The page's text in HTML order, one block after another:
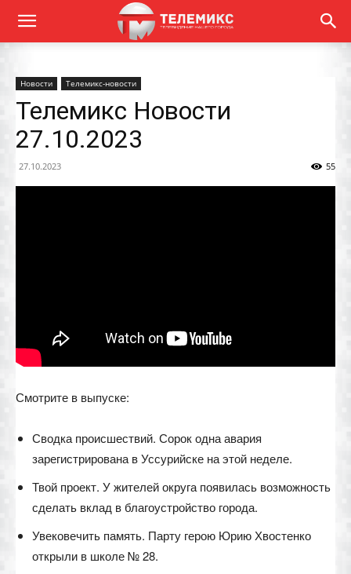
Новости Телемикс-новости
Телемикс Новости
27.10.2023
27.10.2023 55
Смотрите в выпуске:
Сводка происшествий. Сорок одна авария
зарегистрирована в Уссурийске на этой неделе.
Твой проект. У жителей округа появилась возможность
сделать вклад в благоустройство города.
Увековечить память. Парту герою Юрию Хвостенко
открыли в школе № 28.